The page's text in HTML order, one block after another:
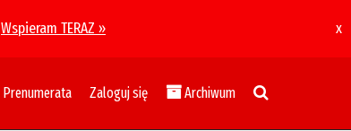
Wspieram TERAZ » x
Prenumerata Zaloguj się Archiwum